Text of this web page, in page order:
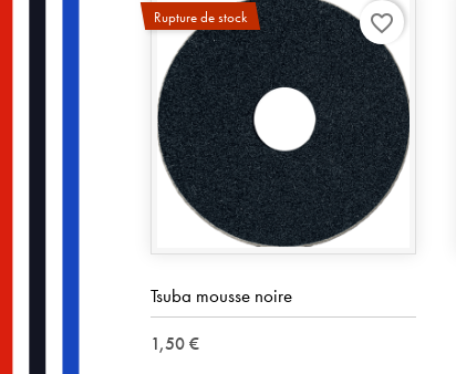
Rupture de stock
Tsuba mousse noire
1,50 €
favorite_border